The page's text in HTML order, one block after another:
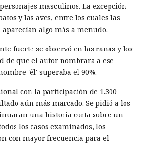
masculinos. La excepción
y las aves, entre los cuales las
algo más a menudo.
fuerte se observó en las ranas y los
de que el autor nombrara a ese
'él' superaba el 90%.
con la participación de 1.300
aún más marcado. Se pidió a los
una historia corta sobre un
los casos examinados, los
con mayor frecuencia para el